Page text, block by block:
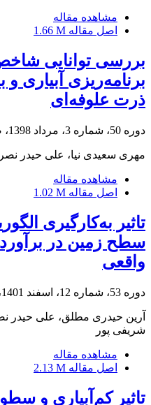
مشاهده مقاله
اصل مقاله 1.66 M
بررسی توانایی
برنامه‌ریزی آبیاری
ذرت علوفه‌ای
دوره 50، شماره 3، مرداد 1398، صفحه
مهری سعیدی نیا، علی حیدر
مشاهده مقاله
اصل مقاله 1.02 M
تاثیر به‌کارگیری
سطح زمین در برآورد
واقعی
دوره 53، شماره 12، اسفند 1401، صفحه
آرین حیدری مطلق، علی حیدر
شریفی پور
مشاهده مقاله
اصل مقاله 2.13 M
تاثیر کم‌آبیاری و